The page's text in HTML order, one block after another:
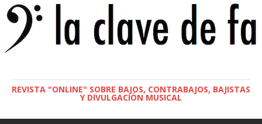
REVISTA "ONLINE" SOBRE BAJOS, CONTRABAJOS, BAJISTAS
Y DIVULGACIÓN MUSICAL